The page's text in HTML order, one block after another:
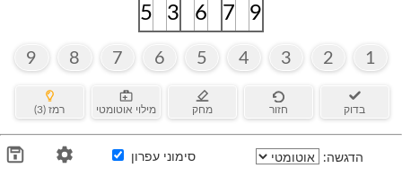
5
3 6 7 9
1
2
3
4
5
6
7
8
9
בדוק חזור מחק מילוי אוטומטי רמז (3)
הדגשה: סימוני עפרון